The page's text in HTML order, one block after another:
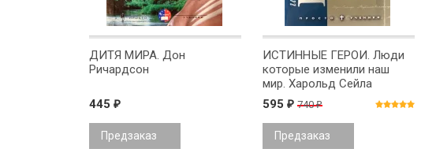
ДИТЯ МИРА. Дон
Ричардсон
445 ₽
Предзаказ
ИСТИННЫЕ ГЕРОИ. Люди
которые изменили наш
мир. Харольд Сейла
595 ₽ 740₽
Предзаказ